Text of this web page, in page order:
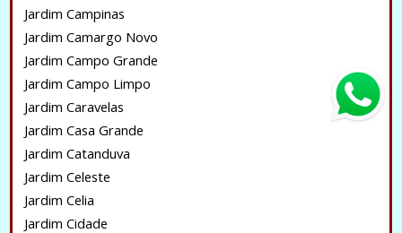
Jardim Campinas
Jardim Camargo Novo
Jardim Campo Grande
Jardim Campo Limpo
Jardim Caravelas
Jardim Casa Grande
Jardim Catanduva
Jardim Celeste
Jardim Celia
Jardim Cidade